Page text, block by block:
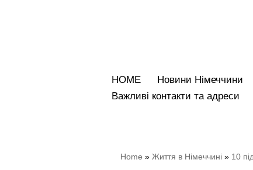
HOME
Новини Німеччини
Bажливі контакти та адреси
Home » Життя в Німеччині» 10